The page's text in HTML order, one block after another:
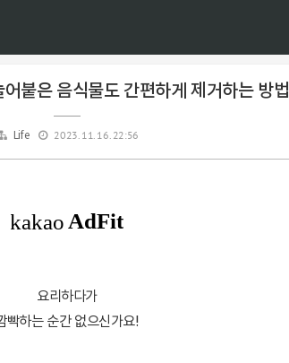
붙은 음식물도 간편하게 제거하는 방법
Life 2023. 11. 16. 22:56
요리하다가
빡하는 순간 없으신가요!